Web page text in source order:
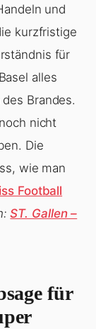
und
kurzfristige
für
alles
Brandes.
nicht
Die
wie man
Football
ST. Gallen –
für